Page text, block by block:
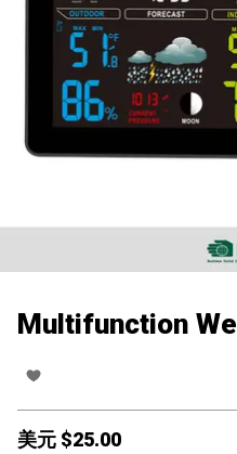
Multifunction
美元 $25.00